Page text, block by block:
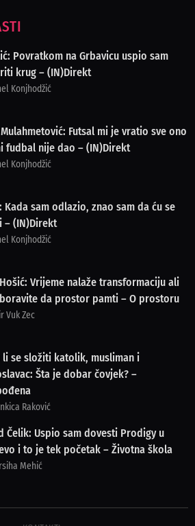
Povratkom na Grbavicu uspio sam
krug – (IN)Direkt
Konjhodžić
Futsal mi je vratio sve ono
fudbal nije dao – (IN)Direkt
Konjhodžić
Kada sam odlazio, znao sam da ću se
– (IN)Direkt
Konjhodžić
Vrijeme nalaže transformaciju ali
da prostor pamti – O prostoru
Vuk Zec
li se složiti katolik, musliman i
Šta je dobar čovjek? –
Raković
Čelik: Uspio sam dovesti Prodigy u
i to je tek početak – Životna škola
Mehić